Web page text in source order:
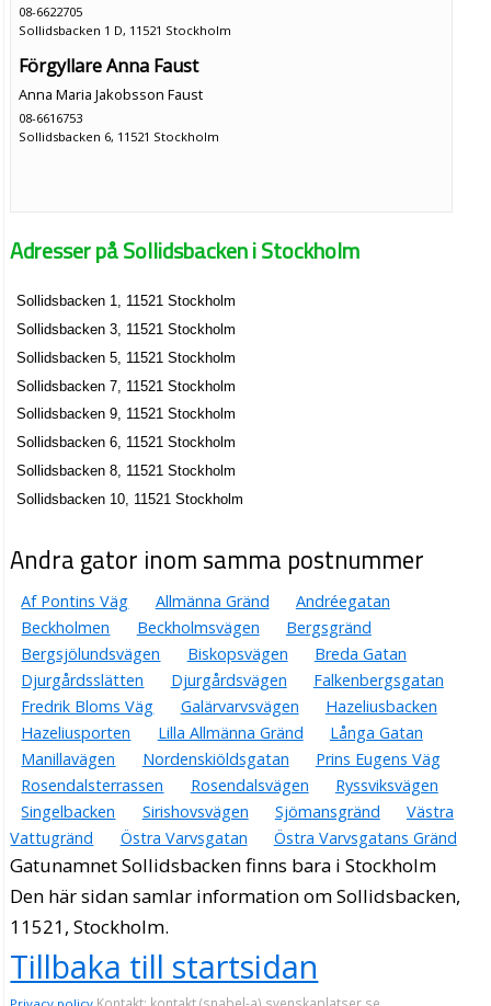
08-6622705
Sollidsbacken 1 D, 11521 Stockholm
Förgyllare Anna Faust
Anna Maria Jakobsson Faust
08-6616753
Sollidsbacken 6, 11521 Stockholm
Adresser på Sollidsbacken i Stockholm
Sollidsbacken 1, 11521 Stockholm
Sollidsbacken 3, 11521 Stockholm
Sollidsbacken 5, 11521 Stockholm
Sollidsbacken 7, 11521 Stockholm
Sollidsbacken 9, 11521 Stockholm
Sollidsbacken 6, 11521 Stockholm
Sollidsbacken 8, 11521 Stockholm
Sollidsbacken 10, 11521 Stockholm
Andra gator inom samma postnummer
Af Pontins Väg Allmänna Gränd
Andréegatan
Beckholmen
Beckholmsvägen
Bergsgränd
Bergsjölundsvägen
Biskopsvägen
Breda Gatan
Djurgårdsslätten
Djurgårdsvägen
Falkenbergsgatan
Fredrik Bloms Väg
Galärvarvsvägen
Hazeliusbacken
Hazeliusporten
Lilla Allmänna Gränd
Långa Gatan
Manillavägen
Nordenskiöldsgatan
Prins Eugens Väg
Rosendalsterrassen
Rosendalsvägen
Ryssviksvägen
Singelbacken
Sirishovsvägen Sjömansgränd
Västra
Vattugränd
Östra Varvsgatan Östra Varvsgatans Gränd
Gatunamnet Sollidsbacken finns bara i Stockholm
Den här sidan samlar information om Sollidsbacken,
11521, Stockholm.
Tillbaka till startsidan